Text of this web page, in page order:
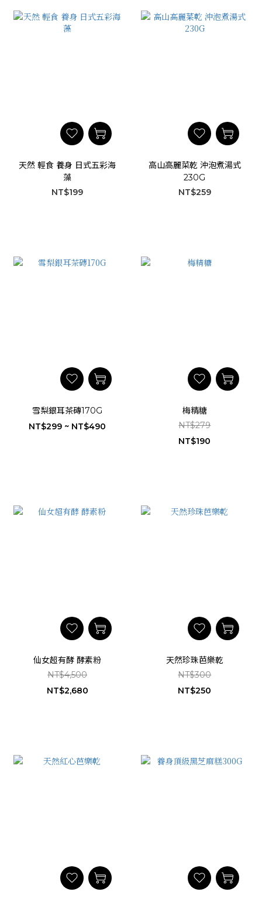
天然 輕食 養身 日式五彩海
藻
NT$199
高山高麗菜乾 沖泡煮湯式
230G
NT$259
雪梨銀耳茶磚170G
NT$299 ~ NT$490
梅精糖
NT$279
NT$190
仙女超有酵 酵素粉
NT$4,500
NT$2,680
天然珍珠芭樂乾
NT$300
NT$250